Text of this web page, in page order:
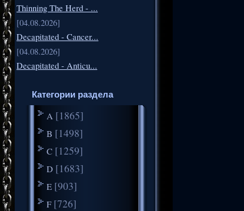
Thinning The Herd - ...
[04.08.2026]
Decapitated - Cancer...
[04.08.2026]
Decapitated - Anticu...
Категории раздела
A [1865]
B [1498]
C [1259]
D [1683]
E [903]
F [726]